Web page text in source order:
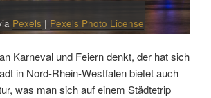
Pexels | Pexels Photo License
Karneval und Feiern denkt, der hat sich
in Nord-Rhein-Westfalen bietet auch
was man sich auf einem Städtetrip